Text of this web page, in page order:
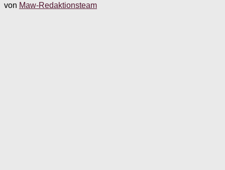
von Maw-Redaktionsteam